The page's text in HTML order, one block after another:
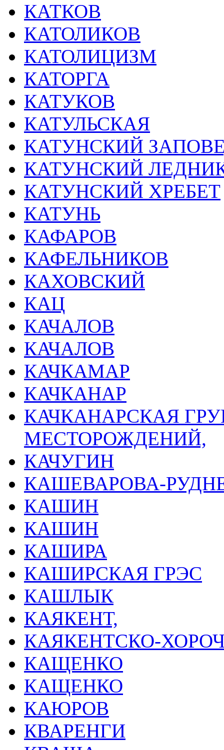
КАТКОВ
КАТОЛИКОВ
КАТОЛИЦИЗМ
КАТОРГА
КАТУКОВ
КАТУЛЬСКАЯ
КАТУНСКИЙ
КАТУНСКИЙ
КАТУНСКИЙ ХРЕБЕТ
КАТУНЬ
КАФАРОВ
КАФЕЛЬНИКОВ
КАХОВСКИЙ
КАЦ
КАЧАЛОВ
КАЧАЛОВ
КАЧКАМАР
КАЧКАНАР
КАЧКАНАРСКАЯ
МЕСТОРОЖДЕНИЙ,
КАЧУГИН
КАШЕВАРОВА-
КАШИН
КАШИН
КАШИРА
КАШИРСКАЯ ГРЭС
КАШЛЫК
КАЯКЕНТ,
КАЯКЕНТСКО-
КАЩЕНКО
КАЩЕНКО
КАЮРОВ
КВАРЕНГИ